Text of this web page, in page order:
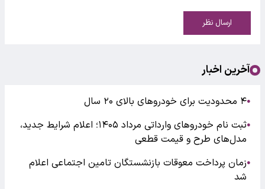
ارسال نظر
آخرین اخبار
●۴ محدودیت برای خودروهای بالای ۲۰ سال
●
ثبت نام خودروهای وارداتی مرداد ۱۴۰۵؛ اعلام شرایط جدید،
مدل‌های طرح و قیمت قطعی
●زمان پرداخت معوقات بازنشستگان تامین اجتماعی اعلام
شد